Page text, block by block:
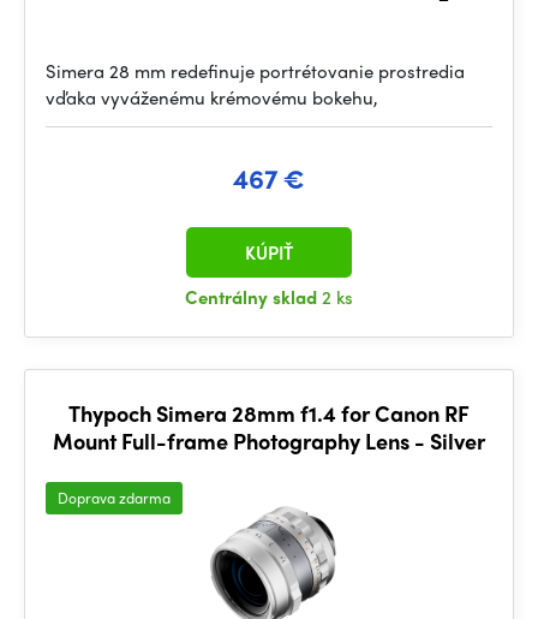
Simera 28 mm redefinuje portrétovanie prostredia
vďaka vyváženému krémovému bokehu,
467 €
Centrálny sklad2 ks
KÚPIŤ
Thypoch Simera 28mm f1.4 for Canon RF
Mount Full-frame Photography Lens - Silver
Doprava zdarma